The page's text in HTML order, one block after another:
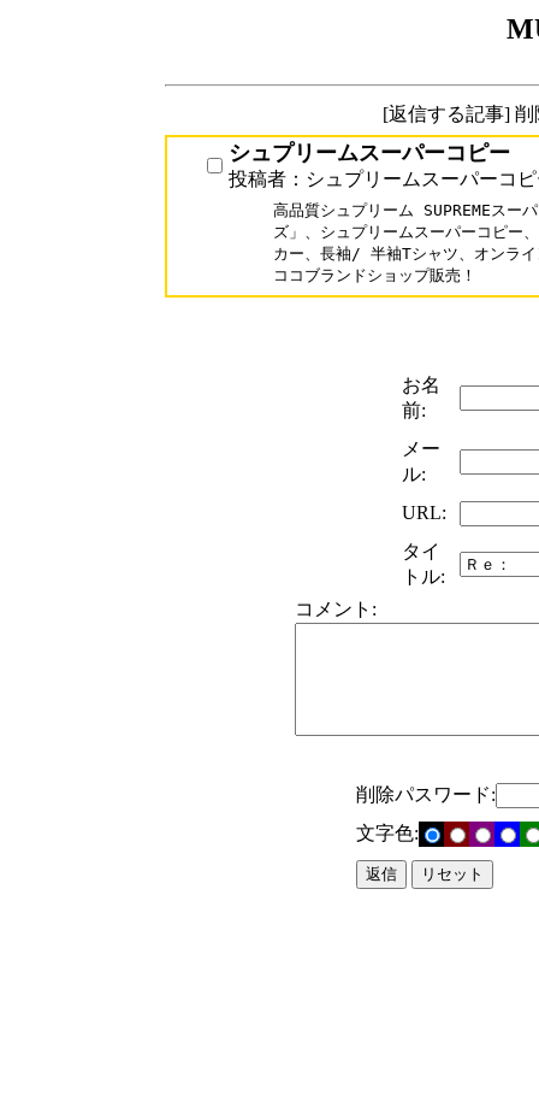
[返信する記事]
シュプリームスーパーコピー
投稿者：シュプリームスーパーコ
高品質シュプリーム SUPREMEスー
ズ」、シュプリームスーパーコピー
カー、長袖/ 半袖Tシャツ、オンラ
お名
前:
メー
ル:
URL:
タイ
トル:
コメント:
削除パスワード:
文字色: